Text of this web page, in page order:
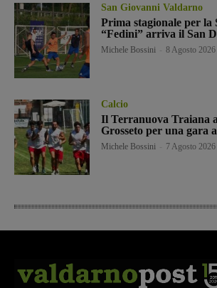
San Giovanni Valdarno
Prima stagionale per la
“Fedini” arriva il San
Michele Bossini 8 Agosto 2026
Calcio
Il Terranuova Traiana
Grosseto per una gara
Michele Bossini 7 Agosto 2026